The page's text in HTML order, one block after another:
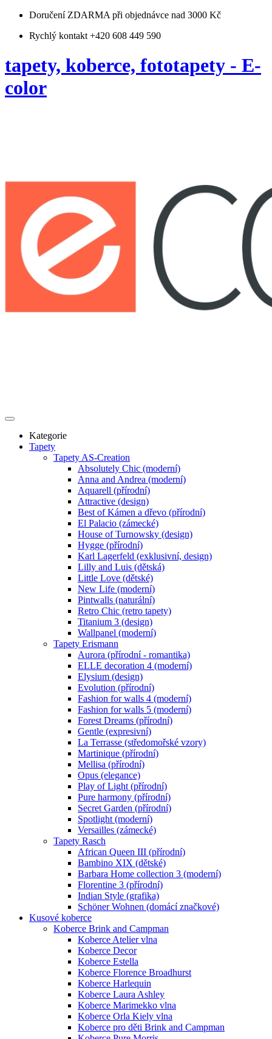
Doručení ZDARMA při objednávce nad 3000 Kč
Rychlý kontakt +420 608 449 590
tapety, koberce, fototapety - E-
color
Kategorie
Tapety
Tapety AS-Creation
Absolutely Chic (moderní)
Anna and Andrea (moderní)
Aquarell (přírodní)
Attractive (design)
Best of Kámen a dřevo (přírodní)
El Palacio (zámecké)
House of Turnowsky (design)
Hygge (přírodní)
Karl Lagerfeld (exklusivní, design)
Lilly and Luis (dětská)
Little Love (dětské)
New Life (moderní)
Pintwalls (naturální)
Retro Chic (retro tapety)
Titanium 3 (design)
Wallpanel (moderní)
Tapety Erismann
Aurora (přírodní - romantika)
ELLE decoration 4 (moderní)
Elysium (design)
Evolution (přírodní)
Fashion for walls 4 (moderní)
Fashion for walls 5 (moderní)
Forest Dreams (přírodní)
Gentle (expresivní)
La Terrasse (středomořské vzory)
Martinique (přírodní)
Mellisa (přírodní)
Opus (elegance)
Play of Light (přírodní)
Pure harmony (přírodní)
Secret Garden (přírodní)
Spotlight (moderní)
Versailles (zámecké)
Tapety Rasch
African Queen III (přírodní)
Bambino XIX (dětské)
Barbara Home collection 3 (moderní)
Florentine 3 (přírodní)
Indian Style (grafika)
Schöner Wohnen (domácí značkové)
Kusové koberce
Koberce Brink and Campman
Koberce Atelier vlna
Koberce Decor
Koberce Estella
Koberce Florence Broadhurst
Koberce Harlequin
Koberce Laura Ashley
Koberce Marimekko vlna
Koberce Orla Kiely vlna
Koberce pro děti Brink and Campman